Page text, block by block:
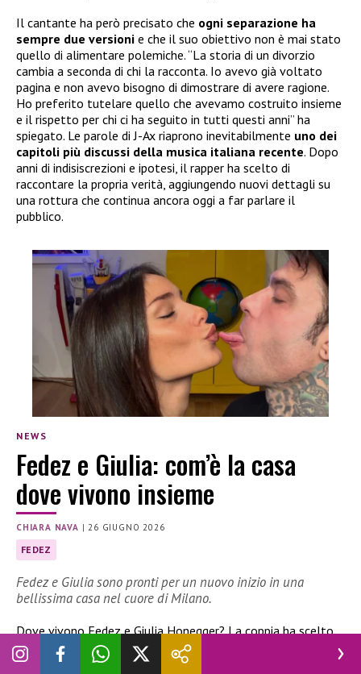
Il cantante ha però precisato che ogni separazione ha
sempre due versioni e che il suo obiettivo non è mai stato
quello di alimentare polemiche. “La storia di un divorzio
cambia a seconda di chi la racconta. Io avevo già voltato
pagina e non avevo bisogno di dimostrare di avere ragione.
Ho preferito tutelare quello che avevamo costruito insieme
e il rispetto per chi ci ha seguito in tutti questi anni” ha
spiegato. Le parole di J-Ax riaprono inevitabilmente uno dei
capitoli più discussi della musica italiana recente. Dopo
anni di indisiscrezioni e ipotesi, il rapper ha scelto di
raccontare la propria verità, aggiungendo nuovi dettagli su
una rottura che continua ancora oggi a far parlare il
pubblico.
NEWS
Fedez e Giulia: com’è la casa
dove vivono insieme
CHIARA NAVA |26 GIUGNO 2026
FEDEZ
Fedez e Giulia sono pronti per un nuovo inizio in una
bellissima casa nel cuore di Milano.
Dove vivono Fedez e Giulia Honegger? La coppia ha scelto
una casa bellissima a pochi passi dal centro storico di Milano.
Un’abitazione ricca di dettagli scelti con cura.